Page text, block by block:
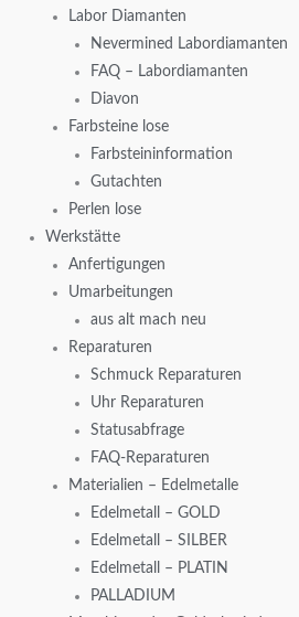
Labor Diamanten
Nevermined Labordiamanten
FAQ – Labordiamanten
Diavon
Farbsteine lose
Farbsteininformation
Gutachten
Perlen lose
Werkstätte
Anfertigungen
Umarbeitungen
aus alt mach neu
Reparaturen
Schmuck Reparaturen
Uhr Reparaturen
Statusabfrage
FAQ-Reparaturen
Materialien – Edelmetalle
Edelmetall – GOLD
Edelmetall – SILBER
Edelmetall – PLATIN
PALLADIUM